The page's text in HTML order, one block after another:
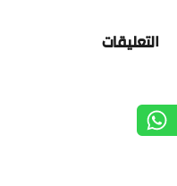
التعليقات